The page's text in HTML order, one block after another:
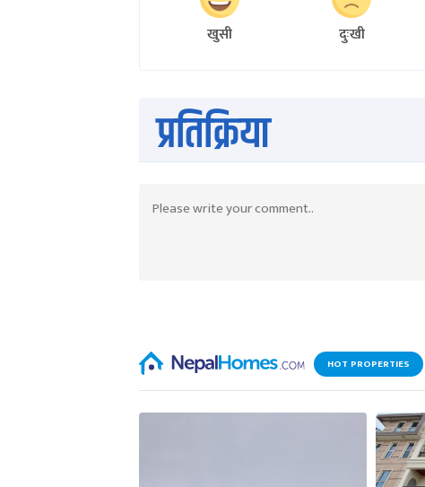
खुसी दुःखी
प्रतिक्रिया
HOT PROPERTIES